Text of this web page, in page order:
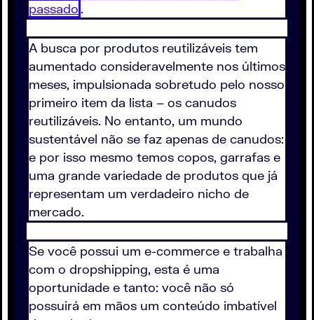
passado .
A busca por produtos reutilizáveis tem
aumentado consideravelmente nos últimos
meses, impulsionada sobretudo pelo nosso
primeiro item da lista – os canudos
reutilizáveis. No entanto, um mundo
sustentável não se faz apenas de canudos:
e por isso mesmo temos copos, garrafas e
uma grande variedade de produtos que já
representam um verdadeiro nicho de
mercado.
Se você possui um e-commerce e trabalha
com o dropshipping, esta é uma
oportunidade e tanto: você não só
possuirá em mãos um conteúdo imbatível